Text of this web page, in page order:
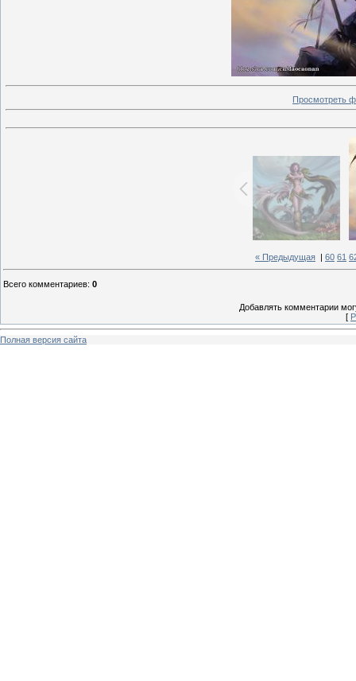
Просмотреть
« Предыдущая 60 61
Всего комментариев: 0
Добавлять комментарии
[
Полная версия сайта